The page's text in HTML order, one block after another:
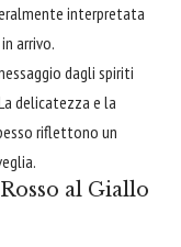
interpretata
arrivo.
dagli spiriti
delicatezza e la
riflettono un
al Giallo